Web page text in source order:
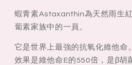
人
不
老
的
神
不
老
的
神
蝦青素Astaxanthin為天然雨生
蔔素家族中的一員。
它是世界上最強的抗氧化維他命
效果是維他命E的550倍，是β胡